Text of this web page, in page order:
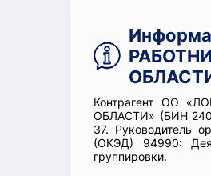
Контрагент ОО
ОБЛАСТИ» (БИН
37. Руководитель
(ОКЭД) 94990:
группировки.